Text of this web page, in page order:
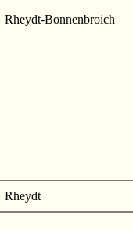
Rheydt-Bonnenbroich
Rheydt